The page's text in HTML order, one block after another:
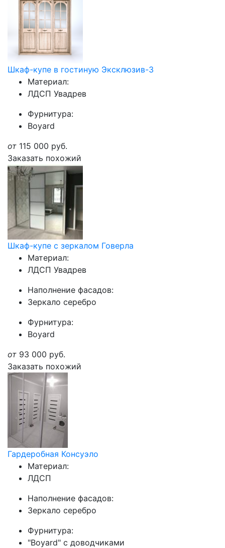
Шкаф-купе в гостиную Эксклюзив-3
Материал:
ЛДСП Увадрев
Фурнитура:
Boyard
от 115 000 руб.
Заказать похожий
Шкаф-купе с зеркалом Говерла
Материал:
ЛДСП Увадрев
Наполнение фасадов:
Зеркало серебро
Фурнитура:
Boyard
от 93 000 руб.
Заказать похожий
Гардеробная Консуэло
Материал:
ЛДСП
Наполнение фасадов:
Зеркало серебро
Фурнитура:
"Boyard" с доводчиками